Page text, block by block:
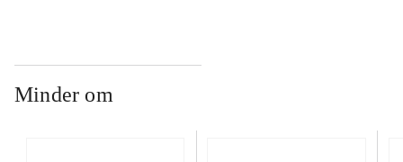
Minder om